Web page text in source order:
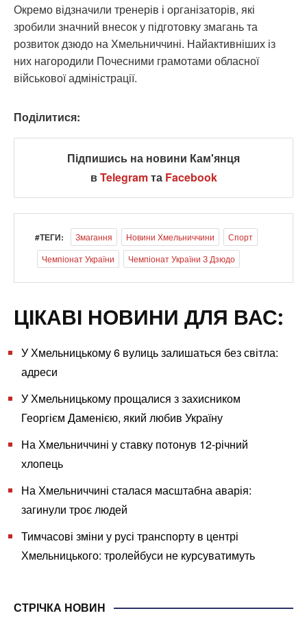
Окремо відзначили тренерів і організаторів, які
зробили значний внесок у підготовку змагань та
розвиток дзюдо на Хмельниччині. Найактивніших із
них нагородили Почесними грамотами обласної
військової адміністрації.
Поділитися:
Підпишись на новини Кам'янця
вTelegramта Facebook
#ТЕГИ: Змагання Новини Хмельниччини
Спорт
Чемпіонат України
Чемпіонат України З Дзюдо
ЦІКАВІ НОВИНИ ДЛЯ ВАС:
У Хмельницькому 6 вулиць залишаться без світла:
адреси
У Хмельницькому прощалися з захисником
Георгієм Даменією, який любив Україну
На Хмельниччині у ставку потонув 12-річний
хлопець
На Хмельниччині сталася масштабна аварія:
загинули троє людей
Тимчасові зміни у русі транспорту в центрі
Хмельницького: тролейбуси не курсуватимуть
СТРІЧКА НОВИН